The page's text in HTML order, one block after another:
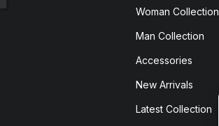
Woman Collection
Man Collection
Accessories
New Arrivals
Latest Collection